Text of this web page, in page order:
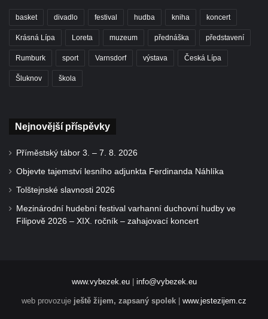
basket divadlo festival hudba kniha koncert
Krásná Lípa Loreta muzeum přednáška představení
Rumburk sport Varnsdorf výstava Česká Lípa
Šluknov škola
Nejnovější příspěvky
Příměstský tábor 3. – 7. 8. 2026
Objevte tajemství lesního adjunkta Ferdinanda Náhlíka
Tolštejnské slavnosti 2026
Mezinárodní hudební festival varhanní duchovní hudby ve
Filipově 2026 – XIX. ročník – zahajovací koncert
www.vybezek.eu| info@vybezek.eu
web provozuje ještě žijem, zapsaný spolek www.jestezijem.cz